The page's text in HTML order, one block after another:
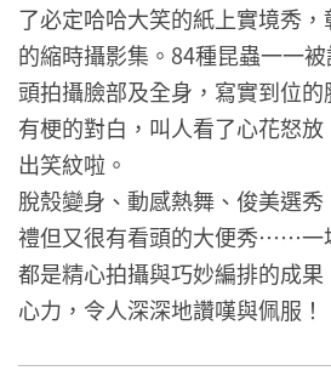
了必定哈哈大笑的紙上實境秀
的縮時攝影集。84種昆蟲一一
頭拍攝臉部及全身，寫實到位
有梗的對白，叫人看了心花怒
出笑紋啦。
脫殼變身、動感熱舞、俊美選
禮但又很有看頭的大便秀……一
都是精心拍攝與巧妙編排的成
心力，令人深深地讚嘆與佩服！